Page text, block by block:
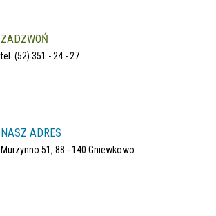
ZADZWOŃ
tel. (52) 351 - 24 - 27
NASZ ADRES
Murzynno 51, 88 - 140 Gniewkowo